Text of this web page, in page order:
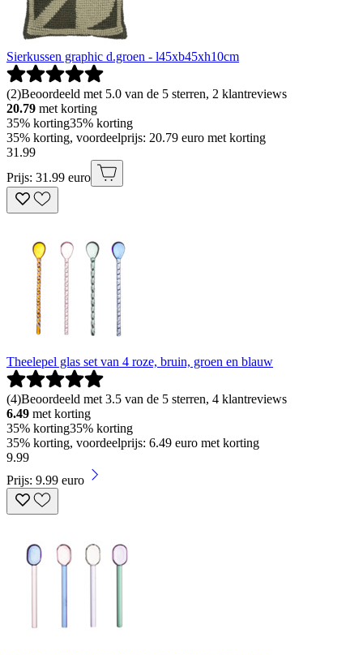
Sierkussen graphic d.groen - l45xb45xh10cm
(2)Beoordeeld met 5.0 van de 5 sterren, 2 klantreviews
20.79 met korting
35% korting35% korting
35% korting, voordeelprijs: 20.79 euro met korting
31 .99
Prijs: 31.99 euro
Theelepel glas set van 4 roze, bruin, groen en blauw
(4)Beoordeeld met 3.5 van de 5 sterren, 4 klantreviews
6.49 met korting
35% korting35% korting
35% korting, voordeelprijs: 6.49 euro met korting
9.99
Prijs: 9.99 euro